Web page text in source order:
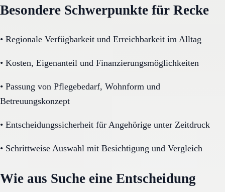
Besondere Schwerpunkte für Recke
• Regionale Verfügbarkeit und Erreichbarkeit im Alltag
• Kosten, Eigenanteil und Finanzierungsmöglichkeiten
• Passung von Pflegebedarf, Wohnform und
Betreuungskonzept
• Entscheidungssicherheit für Angehörige unter Zeitdruck
• Schrittweise Auswahl mit Besichtigung und Vergleich
Wie aus Suche eine Entscheidung